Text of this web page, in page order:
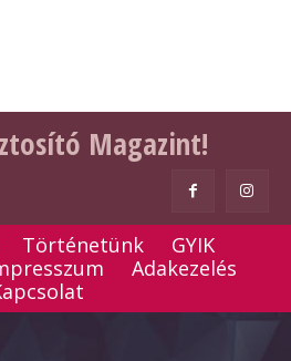
Magazint!
Történetünk
GYIK
Adakezelés